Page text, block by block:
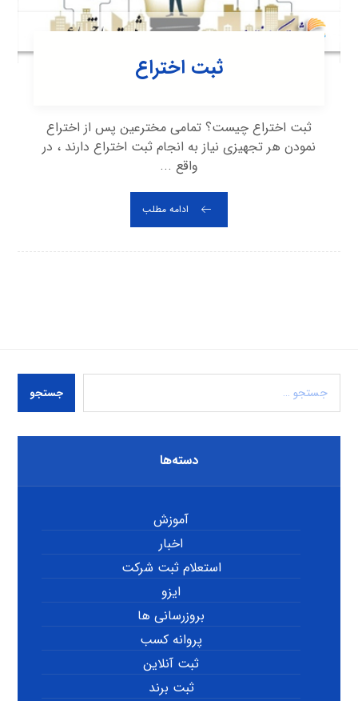
ثبت اختراع
ثبت اختراع چیست؟ تمامی مخترعین پس از اختراع
نمودن هر تجهیزی نیاز به انجام ثبت اختراع دارند ، در
واقع ...
ادامه مطلب
جستجو
دسته‌ها
آموزش
اخبار
استعلام ثبت شرکت
ایزو
بروزرسانی ها
پروانه کسب
ثبت آنلاین
ثبت برند